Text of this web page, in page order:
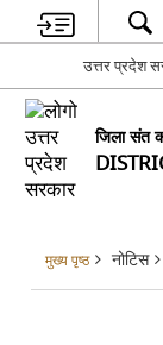
उत्तर प्रदेश
जिला संत
मुख्य पृष्ठ नोटिस